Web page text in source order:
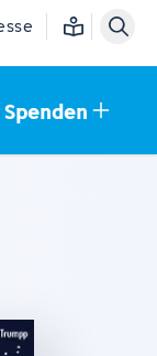
Einfache
Spenden